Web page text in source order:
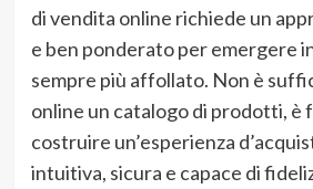
di vendita online richiede un
e ben ponderato per emergere
sempre più affollato. Non è
online un catalogo di prodotti, è
costruire un’esperienza
intuitiva, sicura e capace di